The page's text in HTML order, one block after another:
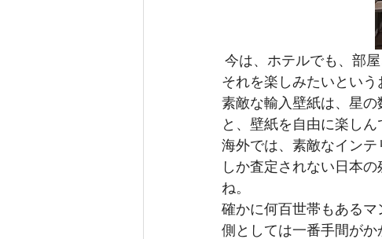
それを楽しみたいとい
素敵な輸入壁紙は、星
と、壁紙を自由に楽しん
海外では、素敵なイン
しか査定されない日本
ね。
確かに何百世帯もある
側としては一番手間が